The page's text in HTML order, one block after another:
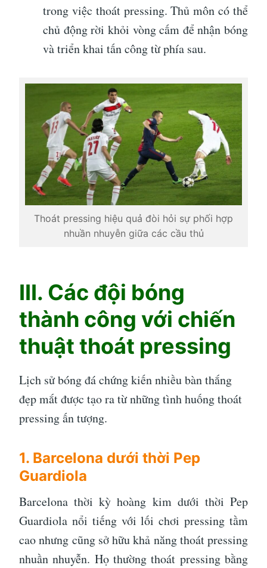
trong việc thoát pressing. Thủ môn có thể
chủ động rời khỏi vòng cấm để nhận bóng
và triển khai tấn công từ phía sau.
Thoát pressing hiệu quả đòi hỏi sự phối hợp
nhuần nhuyễn giữa các cầu thủ
III. Các đội bóng
thành công với chiến
thuật thoát pressing
Lịch sử bóng đá chứng kiến nhiều bàn thắng
đẹp mắt được tạo ra từ những tình huống thoát
pressing ấn tượng.
1. Barcelona dưới thời Pep
Guardiola
Barcelona thời kỳ hoàng kim dưới thời Pep
Guardiola nổi tiếng với lối chơi pressing tầm
cao nhưng cũng sở hữu khả năng thoát pressing
nhuần nhuyễn. Họ thường thoát pressing bằng